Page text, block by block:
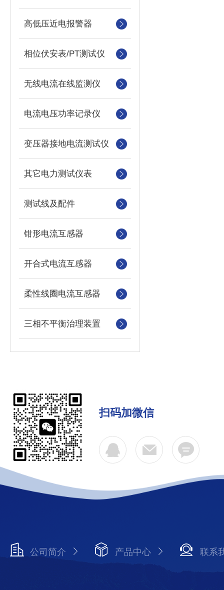
高低压近电报警器
相位伏安表/PT测试仪
无线电流在线监测仪
电流电压功率记录仪
变压器接地电流测试仪
其它电力测试仪表
测试线及配件
钳形电流互感器
开合式电流互感器
柔性线圈电流互感器
三相不平衡治理装置
扫码加微信
公司简介 产品中心 联系